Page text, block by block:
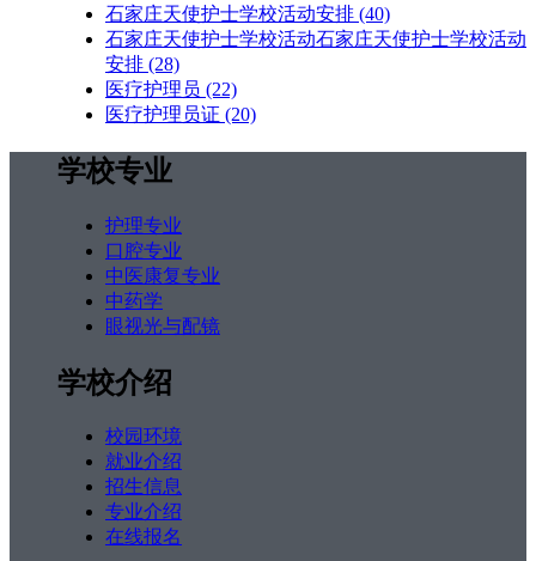
石家庄天使护士学校活动安排 (40)
石家庄天使护士学校活动石家庄天使护士学校活动
安排 (28)
医疗护理员 (22)
医疗护理员证 (20)
学校专业
护理专业
口腔专业
中医康复专业
中药学
眼视光与配镜
学校介绍
校园环境
就业介绍
招生信息
专业介绍
在线报名